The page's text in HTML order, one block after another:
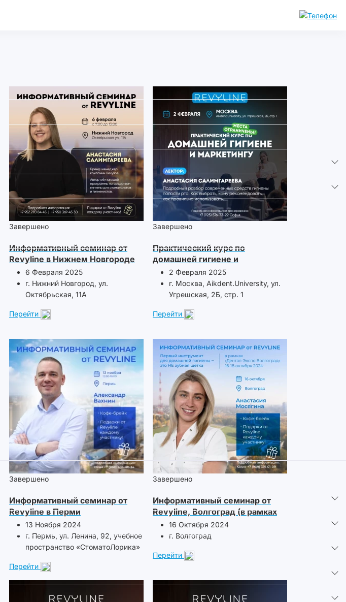
Завершено
Информативный семинар от
Revyline в Нижнем Новгороде
6 Февраля 2025
г. Нижний Новгород, ул.
Октябрьская, 11А
Перейти
Завершено
Практический курс по
домашней гигиене и
маркетингу, г. Москва
2 Февраля 2025
г. Москва, Aikdent.University, ул.
Угрешская, 2Б, стр. 1
Перейти
Завершено
Информативный семинар от
Revyline в Перми
13 Ноября 2024
г. Пермь, ул. Ленина, 92, учебное
пространство «СтоматоЛорика»
Перейти
Завершено
Информативный семинар от
Revyline, Волгоград (в рамках
«Дентал-Экспо»)
16 Октября 2024
г. Волгоград
Перейти